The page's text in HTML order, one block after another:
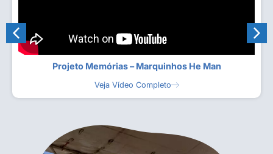
Projeto Memórias – Marquinhos He Man
Veja Vídeo Completo